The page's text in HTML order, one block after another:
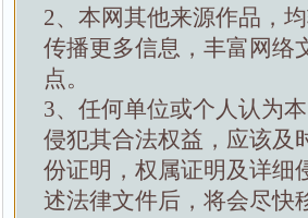
2、本网其他来源作品，
传播更多信息，丰富网络
点。
3、任何单位或个人认为
侵犯其合法权益，应该及
份证明，权属证明及详细
述法律文件后，将会尽快